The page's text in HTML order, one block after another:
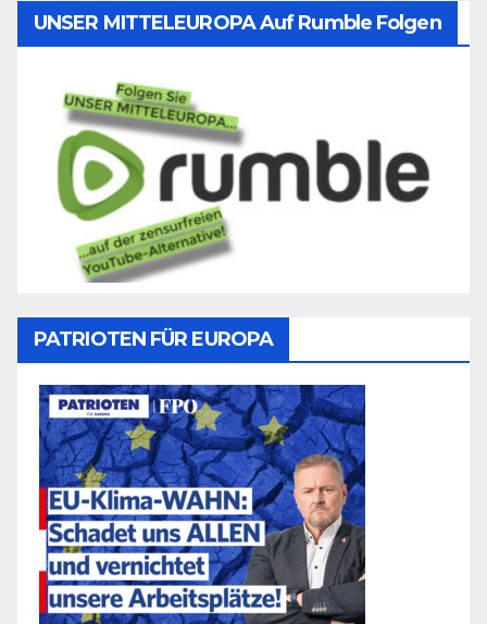
UNSER MITTELEUROPA Auf Rumble Folgen
PATRIOTEN FÜR EUROPA